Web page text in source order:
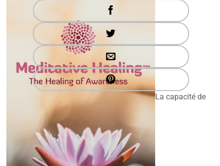
La capacité de